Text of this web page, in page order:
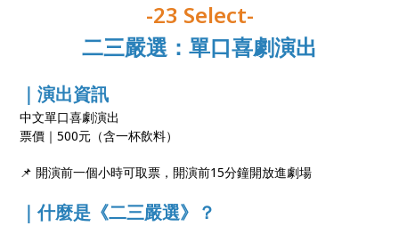
-23 Select-
二三嚴選：單口喜劇演出
｜演出資訊
中文單口喜劇演出
票價｜500元（含一杯飲料）
📌 開演前一個小時可取票，開演前15分鐘開放進劇場
｜什麼是《二三嚴選》？